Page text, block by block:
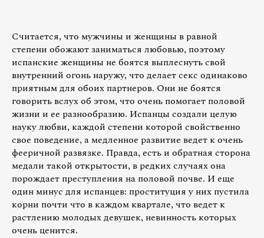
Считается, что мужчины и женщины в равной
степени обожают заниматься любовью, поэтому
испанские женщины не боятся выплеснуть свой
внутренний огонь наружу, что делает секс одинаково
приятным для обоих партнеров. Они не боятся
говорить вслух об этом, что очень помогает половой
жизни и ее разнообразию. Испанцы создали целую
науку любви, каждой степени которой свойственно
свое поведение, а медленное развитие ведет к очень
фееричной развязке. Правда, есть и обратная сторона
медали такой открытости, в редких случаях она
порождает преступления на половой почве. И еще
один минус для испанцев: проституция у них пустила
корни почти что в каждом квартале, что ведет к
растлению молодых девушек, невинность которых
очень ценится.